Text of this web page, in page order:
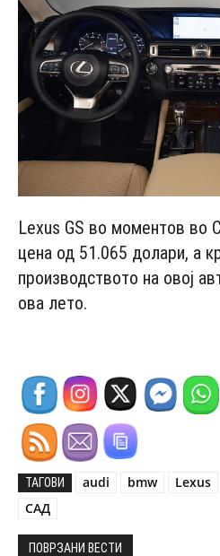
Lexus GS во моментов во
цена од 51.065 долари, а
производството на овој
ова лето.
ТАГОВИ audi bmw Lexus
САД
ПОВРЗАНИ ВЕСТИ